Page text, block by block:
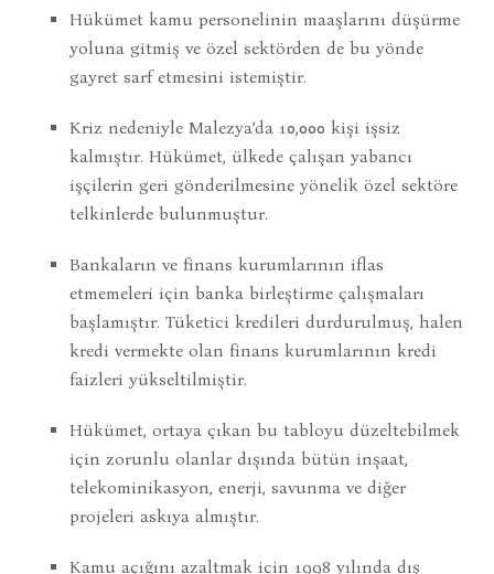
Hükümet kamu personelinin maaşlarını düşürme
yoluna gitmiş ve özel sektörden de bu yönde
gayret sarf etmesini istemiştir.
Kriz nedeniyle Malezya’da 10,000 kişi işsiz
kalmıştır. Hükümet, ülkede çalışan yabancı
işçilerin geri gönderilmesine yönelik özel sektöre
telkinlerde bulunmuştur.
Bankaların ve finans kurumlarının iflas
etmemeleri için banka birleştirme çalışmaları
başlamıştır. Tüketici kredileri durdurulmuş, halen
kredi vermekte olan finans kurumlarının kredi
faizleri yükseltilmiştir.
Hükümet, ortaya çıkan bu tabloyu düzeltebilmek
için zorunlu olanlar dışında bütün inşaat,
telekominikasyon, enerji, savunma ve diğer
projeleri askıya almıştır.
Kamu açığını azaltmak için 1998 yılında dış